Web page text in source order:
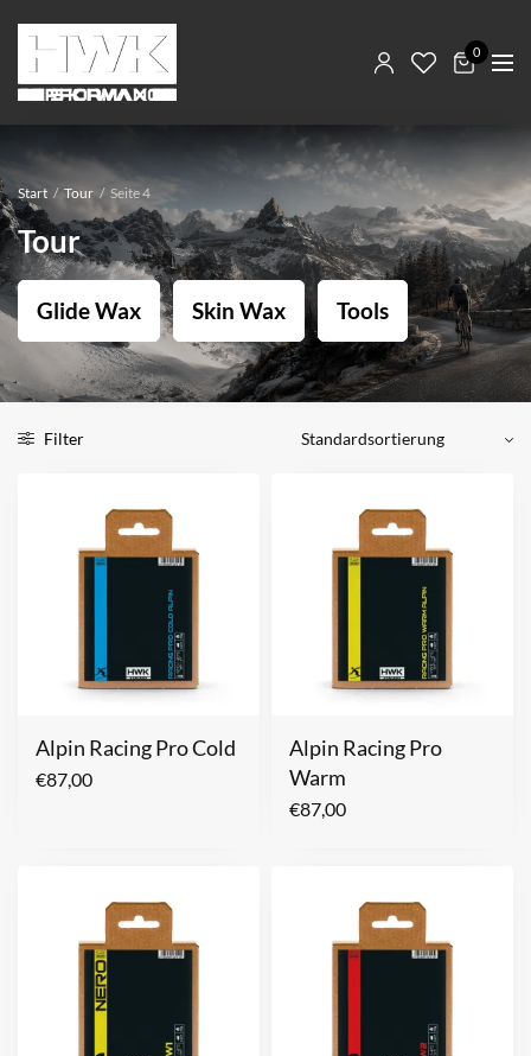
0
Start / Tour / Seite 4
Tour
Glide Wax Skin Wax Tools
Filter
Alpin Racing Pro Cold
€87,00
Alpin Racing Pro
Warm
€87,00